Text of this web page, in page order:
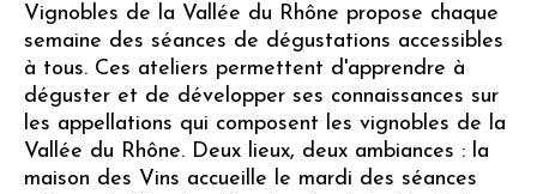
Vignobles de la Vallée du Rhône propose chaque
semaine des séances de dégustations accessibles
à tous. Ces ateliers permettent d'apprendre à
déguster et de développer ses connaissances sur
les appellations qui composent les vignobles de la
Vallée du Rhône. Deux lieux, deux ambiances : la
maison des Vins accueille le mardi des séances